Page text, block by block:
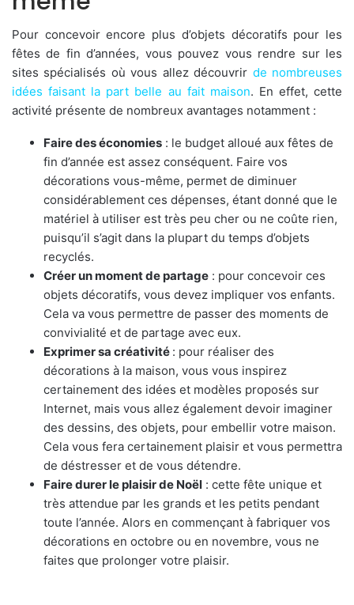
Pour concevoir encore plus d’objets décoratifs pour les
fêtes de fin d’années, vous pouvez vous rendre sur les
sites spécialisés où vous allez découvrir de nombreuses
idées faisant la part belle au fait maison. En effet, cette
activité présente de nombreux avantages notamment :
Faire des économies : le budget alloué aux fêtes de
fin d’année est assez conséquent. Faire vos
décorations vous-même, permet de diminuer
considérablement ces dépenses, étant donné que le
matériel à utiliser est très peu cher ou ne coûte rien,
puisqu’il s’agit dans la plupart du temps d’objets
recyclés.
Créer un moment de partage : pour concevoir ces
objets décoratifs, vous devez impliquer vos enfants.
Cela va vous permettre de passer des moments de
convivialité et de partage avec eux.
Exprimer sa créativité : pour réaliser des
décorations à la maison, vous vous inspirez
certainement des idées et modèles proposés sur
Internet, mais vous allez également devoir imaginer
des dessins, des objets, pour embellir votre maison.
Cela vous fera certainement plaisir et vous permettra
de déstresser et de vous détendre.
Faire durer le plaisir de Noël : cette fête unique et
très attendue par les grands et les petits pendant
toute l’année. Alors en commençant à fabriquer vos
décorations en octobre ou en novembre, vous ne
faites que prolonger votre plaisir.